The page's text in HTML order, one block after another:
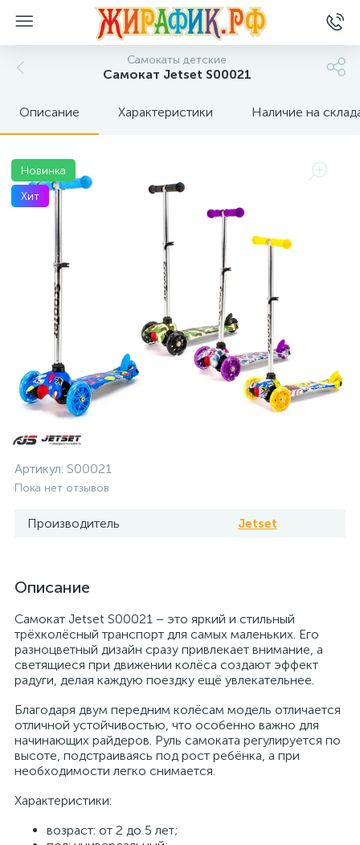
Самокаты детские
Самокат Jetset S00021
Описание Характеристики Наличие на
Новинка
Хит
Артикул: S00021
Пока нет отзывов
Производитель Jetset
Описание
Самокат Jetset S00021 – это яркий и стильный
трёхколёсный транспорт для самых маленьких. Его
разноцветный дизайн сразу привлекает внимание, а
светящиеся при движении колёса создают эффект
радуги, делая каждую поездку ещё увлекательнее.
Благодаря двум передним колёсам модель отличается
отличной устойчивостью, что особенно важно для
начинающих райдеров. Руль самоката регулируется по
высоте, подстраиваясь под рост ребёнка, а при
необходимости легко снимается.
Характеристики:
возраст: от 2 до 5 лет;